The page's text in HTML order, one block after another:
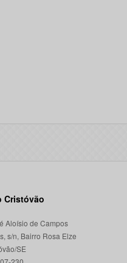
Cristóvão
Aloísio de Campos
s/n, Bairro Rosa Elze
SE